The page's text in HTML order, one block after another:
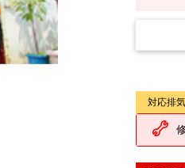
対応排